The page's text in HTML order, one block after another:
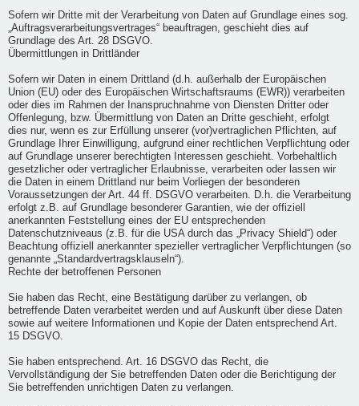
Sofern wir Dritte mit der Verarbeitung von Daten auf Grundlage eines sog.
„Auftragsverarbeitungsvertrages“ beauftragen, geschieht dies auf
Grundlage des Art. 28 DSGVO.
Übermittlungen in Drittländer
Sofern wir Daten in einem Drittland (d.h. außerhalb der Europäischen
Union (EU) oder des Europäischen Wirtschaftsraums (EWR)) verarbeiten
oder dies im Rahmen der Inanspruchnahme von Diensten Dritter oder
Offenlegung, bzw. Übermittlung von Daten an Dritte geschieht, erfolgt
dies nur, wenn es zur Erfüllung unserer (vor)vertraglichen Pflichten, auf
Grundlage Ihrer Einwilligung, aufgrund einer rechtlichen Verpflichtung oder
auf Grundlage unserer berechtigten Interessen geschieht. Vorbehaltlich
gesetzlicher oder vertraglicher Erlaubnisse, verarbeiten oder lassen wir
die Daten in einem Drittland nur beim Vorliegen der besonderen
Voraussetzungen der Art. 44 ff. DSGVO verarbeiten. D.h. die Verarbeitung
erfolgt z.B. auf Grundlage besonderer Garantien, wie der offiziell
anerkannten Feststellung eines der EU entsprechenden
Datenschutzniveaus (z.B. für die USA durch das „Privacy Shield“) oder
Beachtung offiziell anerkannter spezieller vertraglicher Verpflichtungen (so
genannte „Standardvertragsklauseln“).
Rechte der betroffenen Personen
Sie haben das Recht, eine Bestätigung darüber zu verlangen, ob
betreffende Daten verarbeitet werden und auf Auskunft über diese Daten
sowie auf weitere Informationen und Kopie der Daten entsprechend Art.
15 DSGVO.
Sie haben entsprechend. Art. 16 DSGVO das Recht, die
Vervollständigung der Sie betreffenden Daten oder die Berichtigung der
Sie betreffenden unrichtigen Daten zu verlangen.